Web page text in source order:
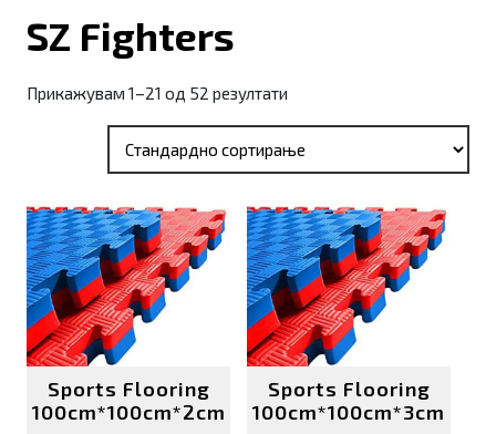
SZ Fighters
Прикажувам 1–21 од 52 резултати
Sports Flooring
100cm*100cm*2cm
Sports Flooring
100cm*100cm*3cm